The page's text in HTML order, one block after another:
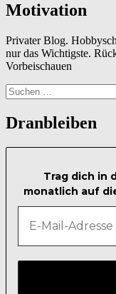
Motivation
Privater Blog.
nur das Wichtigste.
Vorbeischauen
Suchen
nach:
Dranbleiben
Trag dich in
monatlich auf